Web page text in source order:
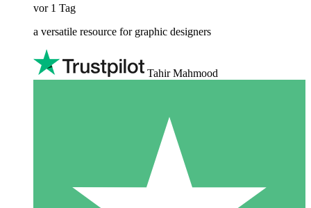
vor 1 Tag
a versatile resource for graphic designers
Tahir Mahmood